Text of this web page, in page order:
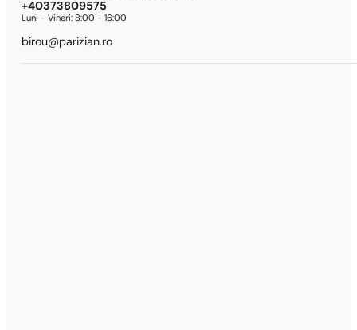
+40373809575
Luni - Vineri:8:00 - 16:00
birou@parizian.ro